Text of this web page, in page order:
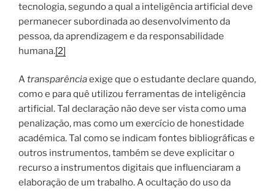
tecnologia, segundo a qual a inteligência artificial deve
permanecer subordinada ao desenvolvimento da
pessoa, da aprendizagem e da responsabilidade
humana.[2]
Atransparênciaexige que o estudante declare quando,
como e para quê utilizou ferramentas de inteligência
artificial. Tal declaração não deve ser vista como uma
penalização, mas como um exercício de honestidade
académica. Tal como se indicam fontes bibliográficas e
outros instrumentos, também se deve explicitar o
recurso a instrumentos digitais que influenciaram a
elaboração de um trabalho. A ocultação do uso da